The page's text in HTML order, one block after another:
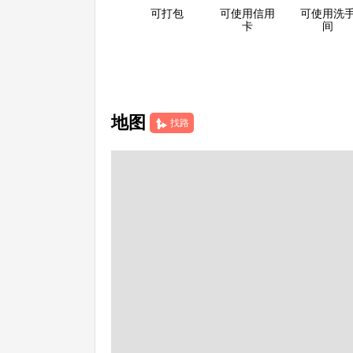
可打包
可使用信用
卡
可使用洗
间
地图 找路